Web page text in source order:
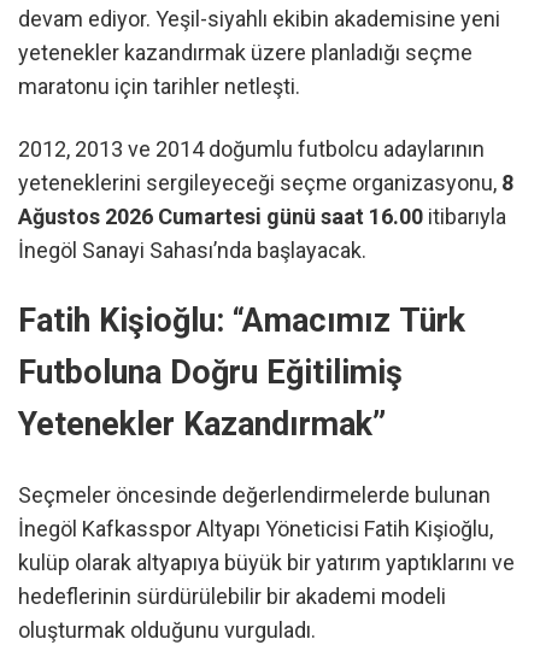
devam ediyor. Yeşil-siyahlı ekibin akademisine yeni
yetenekler kazandırmak üzere planladığı seçme
maratonu için tarihler netleşti.
2012, 2013 ve 2014 doğumlu futbolcu adaylarının
yeteneklerini sergileyeceği seçme organizasyonu, 8
Ağustos 2026 Cumartesi günü saat 16.00 itibarıyla
İnegöl Sanayi Sahası’nda başlayacak.
Fatih Kişioğlu: “Amacımız Türk
Futboluna Doğru Eğitilimiş
Yetenekler Kazandırmak”
Seçmeler öncesinde değerlendirmelerde bulunan
İnegöl Kafkasspor Altyapı Yöneticisi Fatih Kişioğlu,
kulüp olarak altyapıya büyük bir yatırım yaptıklarını ve
hedeflerinin sürdürülebilir bir akademi modeli
oluşturmak olduğunu vurguladı.